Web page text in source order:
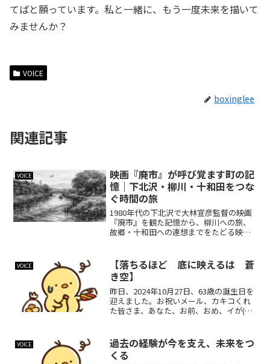
てばと願っています。私と一緒に、もう一度未来を描いて
みませんか？
VOICE
boxinglee
関連記事
VOICE
映画『廃市』が呼び覚ます町の記
憶｜下北沢・柳川・十和田をつな
ぐ時間の旅
1980年代の下北沢で大林宣彦監督の映画
『廃市』を観た記憶から、柳川への旅、
故郷・十和田への連想までをたどる映画
『廃市』という作品の深い魅力を見つめ
直します。
VOICE
【落ちるほど 底に映えるは 蒼
き空】
昨日、2024年10月27日、63歳の誕生日を
迎えました。お祝いメール、カキコくれ
た皆さま、あなた、お前、おめ、イが(青
の意味や目的を改めて考える時間が増え
ています。そ...
VOICE
過去の経験が今を支え、未来をつ
くる